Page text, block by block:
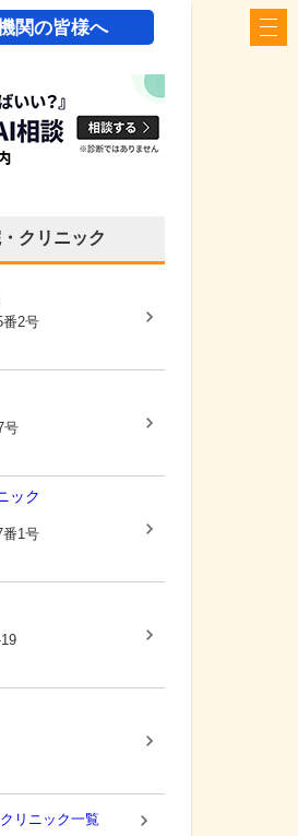
関の皆様へ
クリニック
番2号
号
ック
番1号
リニック一覧